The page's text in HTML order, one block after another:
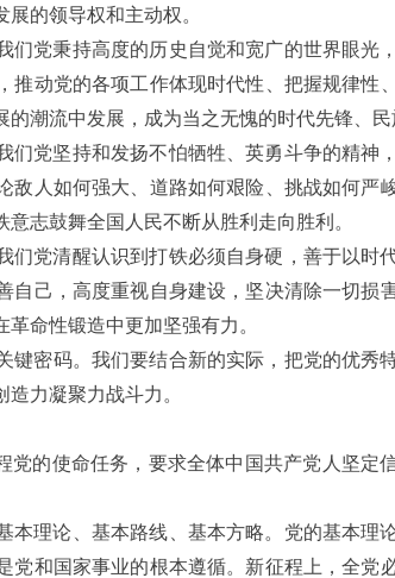
的领导权和主动权。
党秉持高度的历史自觉和宽广的世界眼光
推动党的各项工作体现时代性、把握规律性
潮流中发展，成为当之无愧的时代先锋、民
党坚持和发扬不怕牺牲、英勇斗争的精神
敌人如何强大、道路如何艰险、挑战如何严
志鼓舞全国人民不断从胜利走向胜利。
党清醒认识到打铁必须自身硬，善于以时代
自己，高度重视自身建设，坚决清除一切损
命性锻造中更加坚强有力。
键密码。我们要结合新的实际，把党的优秀
力凝聚力战斗力。
党的使命任务，要求全体中国共产党人坚定
理论、基本路线、基本方略。党的基本理
党和国家事业的根本遵循。新征程上，全党